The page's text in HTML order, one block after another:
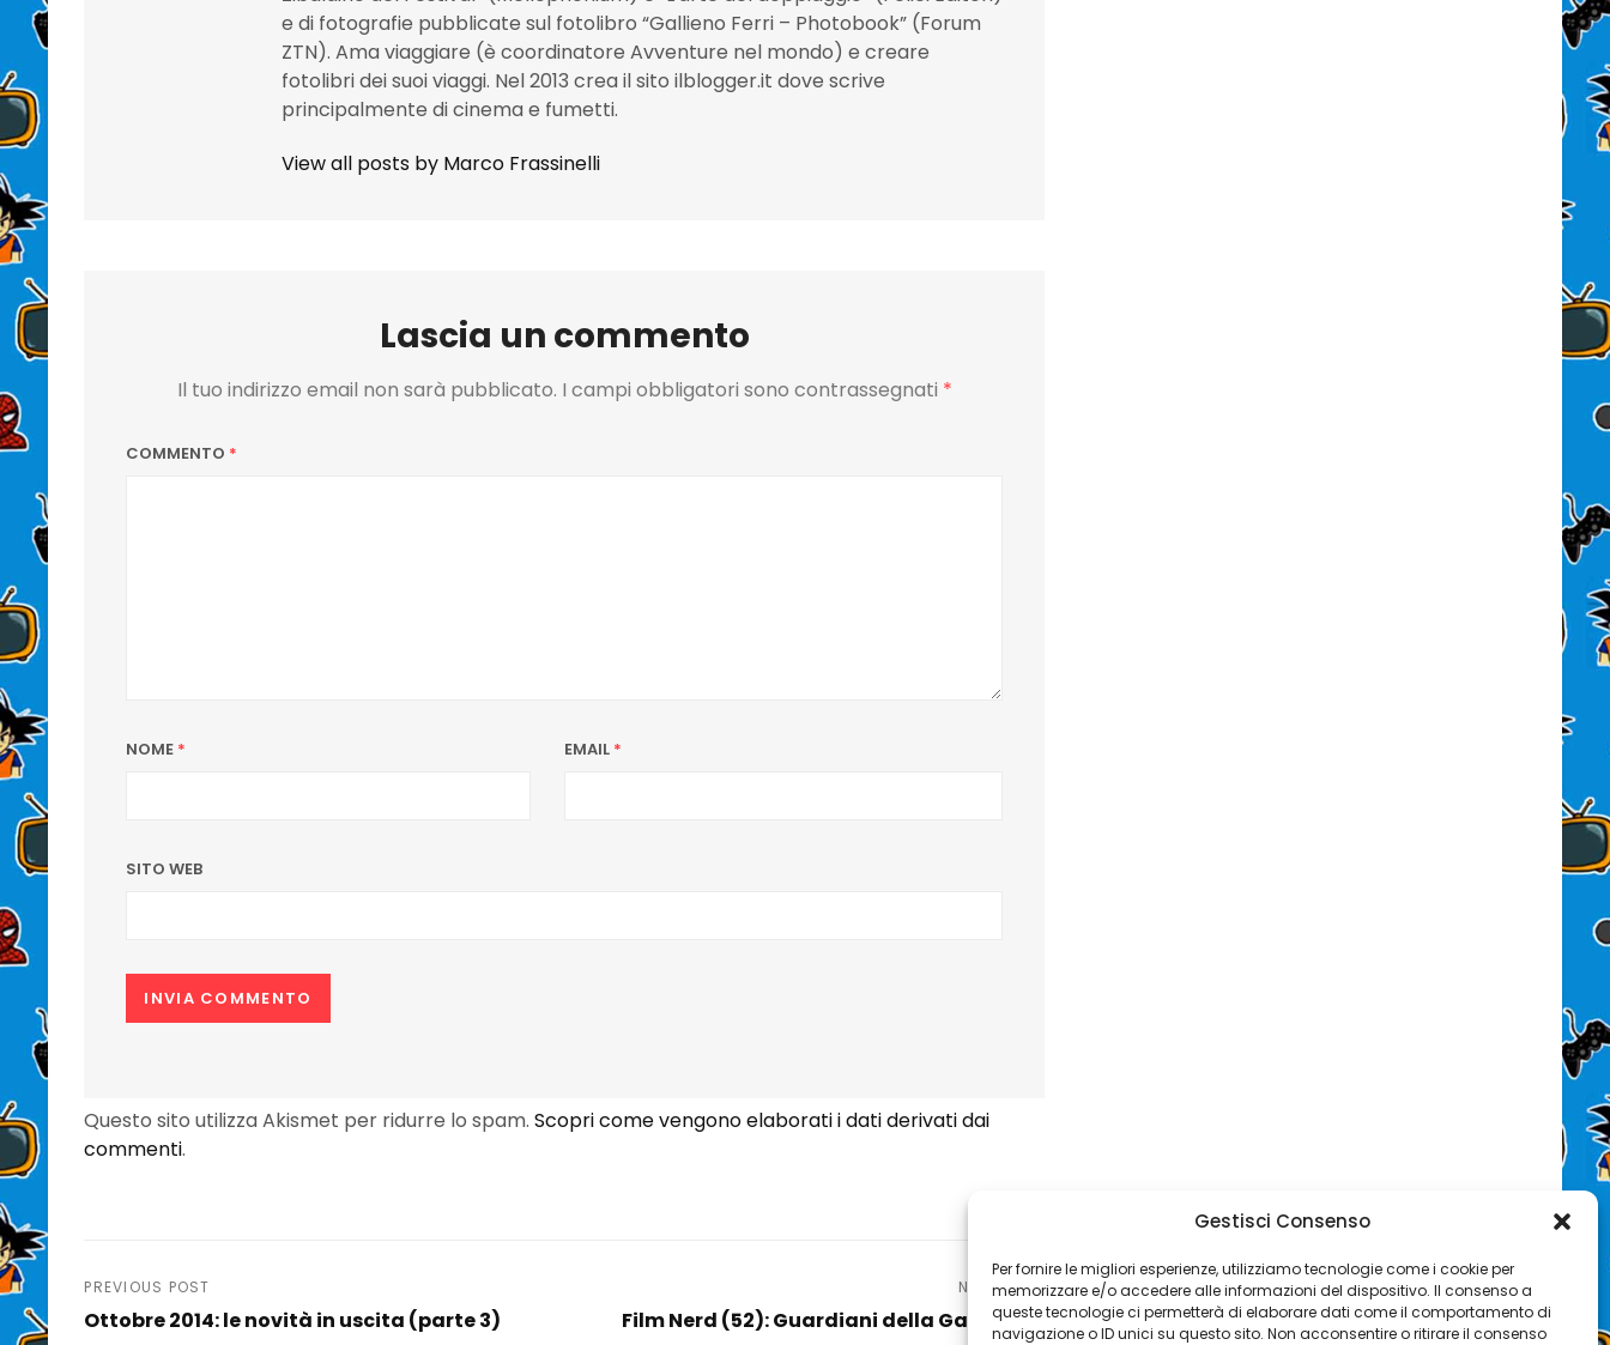
Gestisci Consenso
Per fornire le migliori esperienze, utilizziamo tecnologie come i cookie per
memorizzare e/o accedere alle informazioni del dispositivo. Il consenso a
queste tecnologie ci permetterà di elaborare dati come il comportamento di
navigazione o ID unici su questo sito. Non acconsentire o ritirare il consenso
e di fotografie pubblicate sul fotolibro “Gallieno Ferri – Photobook” (Forum
ZTN). Ama viaggiare (è coordinatore Avventure nel mondo) e creare
fotolibri dei suoi viaggi. Nel 2013 crea il sito ilblogger.it dove scrive
principalmente di cinema e fumetti.
View all posts by Marco Frassinelli
Lascia un commento
Il tuo indirizzo email non sarà pubblicato. I campi obbligatori sono contrassegnati *
COMMENTO *
NOME * EMAIL *
SITO WEB
Questo sito utilizza Akismet per ridurre lo spam.Scopri come vengono elaborati i dati derivati dai
commenti.
Navigazione
PREVIOUS POST
Ottobre 2014: le novità in uscita (parte 3)
NEXT POST
Film Nerd (52): Guardiani della Galassia…